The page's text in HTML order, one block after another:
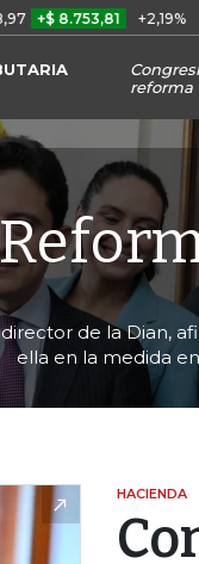
+2,19% TASA
reforma
director de la Dian,
ella en la medida
HACIENDA